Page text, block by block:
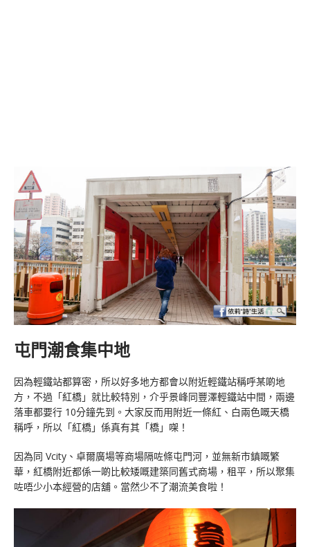
屯門潮食集中地
因為輕鐵站都算密，所以好多地方都會以附近輕鐵站稱呼某啲地
方，不過「紅橋」就比較特別，介乎景峰同豐澤輕鐵站中間，兩邊
落車都要行 10分鐘先到。大家反而用附近一條紅、白兩色嘅天橋
稱呼，所以「紅橋」係真有其「橋」㗎！
因為同 Vcity、卓爾廣場等商場隔咗條屯門河，並無新市鎮嘅繁
華，紅橋附近都係一啲比較矮嘅建築同舊式商場，租平，所以聚集
咗唔少小本經營的店舖。當然少不了潮流美食啦！